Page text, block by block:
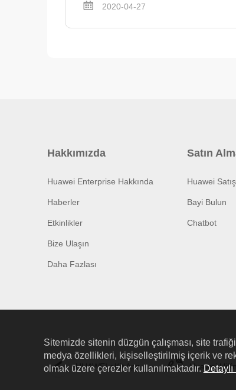
2020-04-27
Hakkımızda
Huawei Enterprise Hakkında
Haberler
Etkinlikler
Bize Ulaşın
Daha Fazlası
Satın
Huawei
Bayi Bulun
Chatbot
HUAWEI eKit App Huawei
Sitemizde sitenin düzgün çalışması, site
medya özellikleri, kişiselleştirilmiş içerik ve
olmak üzere çerezler kullanılmaktadır.